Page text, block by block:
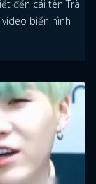
đến cái tên Trà
biến hình